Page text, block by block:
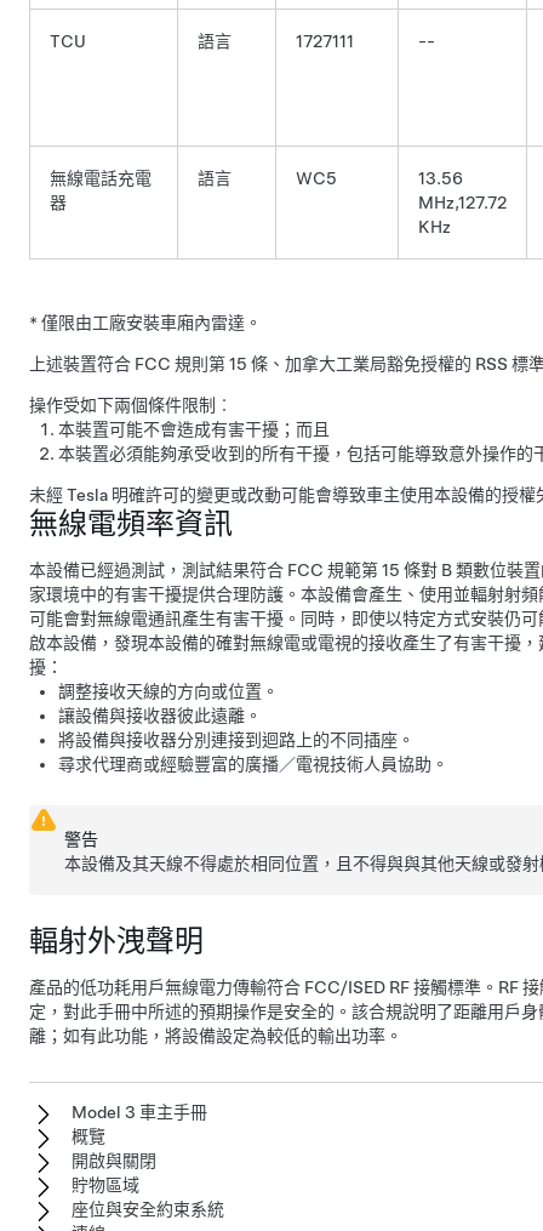
TCU 語言 1727111 --
無線電話充電
器
語言 WC5
13.56
MHz,127.72
KHz
* 僅限由工廠安裝車廂內雷達。
上述裝置符合 FCC 規則第 15 條、加拿大工業局豁免授權的 RSS
操作受如下兩個條件限制︰
本裝置可能不會造成有害干擾；而且
本裝置必須能夠承受收到的所有干擾，包括可能導致意外操作的
未經 Tesla 明確許可的變更或改動可能會導致車主使用本設備的授權
無線電頻率資訊
本設備已經過測試，測試結果符合 FCC 規範第 15 條對 B 類數位裝
家環境中的有害干擾提供合理防護。本設備會產生、使用並輻射射
可能會對無線電通訊產生有害干擾。同時，即使以特定方式安裝仍
啟本設備，發現本設備的確對無線電或電視的接收產生了有害干擾
擾：
調整接收天線的方向或位置。
讓設備與接收器彼此遠離。
將設備與接收器分別連接到迴路上的不同插座。
尋求代理商或經驗豐富的廣播／電視技術人員協助。
警告
本設備及其天線不得處於相同位置，且不得與與其他天線或發
輻射外洩聲明
產品的低功耗用戶無線電力傳輸符合 FCC/ISED RF 接觸標準。RF
定，對此手冊中所述的預期操作是安全的。該合規說明了距離用戶
離；如有此功能，將設備設定為較低的輸出功率。
Model 3 車主手冊
概覽
開啟與關閉
貯物區域
座位與安全約束系統